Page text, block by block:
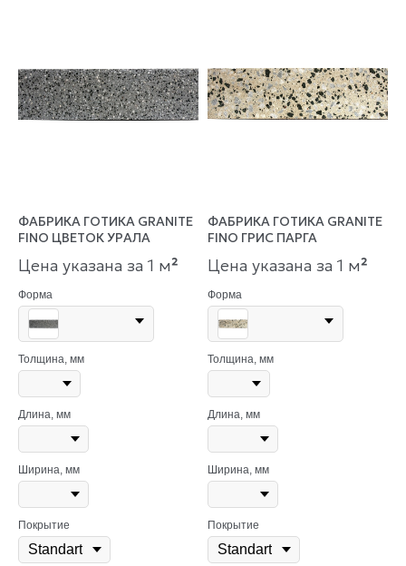
ФАБРИКА ГОТИКА GRANITE
FINO ЦВЕТОК УРАЛА
Цена указана за 1 м²
Форма
Толщина, мм
Длина, мм
Ширина, мм
Покрытие
ФАБРИКА ГОТИКА GRANITE
FINO ГРИС ПАРГА
Цена указана за 1 м²
Форма
Толщина, мм
Длина, мм
Ширина, мм
Покрытие